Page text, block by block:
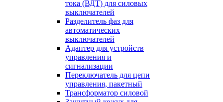
тока (ВДТ) для силовых
выключателей
Разделитель фаз для
автоматических
выключателей
Адаптер для устройств
управления и
сигнализации
Переключатель для цепи
управления, пакетный
Трансформатор силовой